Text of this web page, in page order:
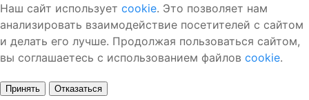
Наш сайт использует cookie. Это позволяет нам
анализировать взаимодействие посетителей с сайтом
и делать его лучше. Продолжая пользоваться сайтом,
вы соглашаетесь с использованием файлов cookie.
Принять Отказаться